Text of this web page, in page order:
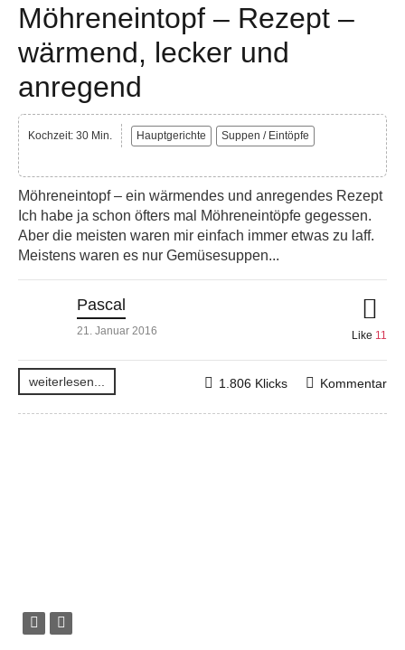
Möhreneintopf – Rezept –
wärmend, lecker und
anregend
Kochzeit: 30 Min. Hauptgerichte Suppen / Eintöpfe
Möhreneintopf – ein wärmendes und anregendes Rezept
Ich habe ja schon öfters mal Möhreneintöpfe gegessen.
Aber die meisten waren mir einfach immer etwas zu laff.
Meistens waren es nur Gemüsesuppen...
Pascal
21. Januar 2016 Like 11
weiterlesen... Kommentar
1.806 Klicks